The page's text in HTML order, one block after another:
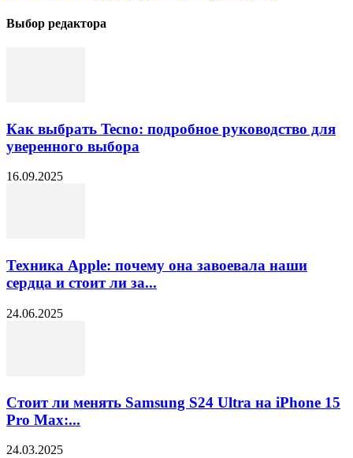
Выбор редактора
Как выбрать Tecno: подробное руководство для
уверенного выбора
16.09.2025
Техника Apple: почему она завоевала наши
сердца и стоит ли за...
24.06.2025
Стоит ли менять Samsung S24 Ultra на iPhone 15
Pro Max:...
24.03.2025